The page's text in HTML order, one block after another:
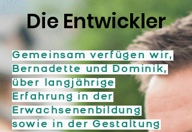
Die Entwickler
Gemeinsam verfügen wir,
Bernadette und Dominik,
über langjährige
Erfahrung in der
Erwachsenenbildung
sowie in der Gestaltung